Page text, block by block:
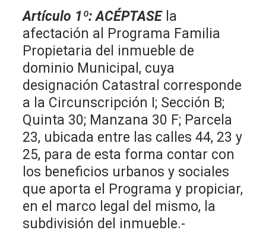
Artículo 1º: ACÉPTASEla
afectación al Programa Familia
Propietaria del inmueble de
dominio Municipal, cuya
designación Catastral corresponde
a la Circunscripción I; Sección B;
Quinta 30; Manzana 30 F; Parcela
23, ubicada entre las calles 44, 23 y
25, para de esta forma contar con
los beneficios urbanos y sociales
que aporta el Programa y propiciar,
en el marco legal del mismo, la
subdivisión del inmueble.-